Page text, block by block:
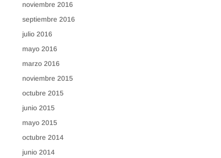
noviembre 2016
septiembre 2016
julio 2016
mayo 2016
marzo 2016
noviembre 2015
octubre 2015
junio 2015
mayo 2015
octubre 2014
junio 2014